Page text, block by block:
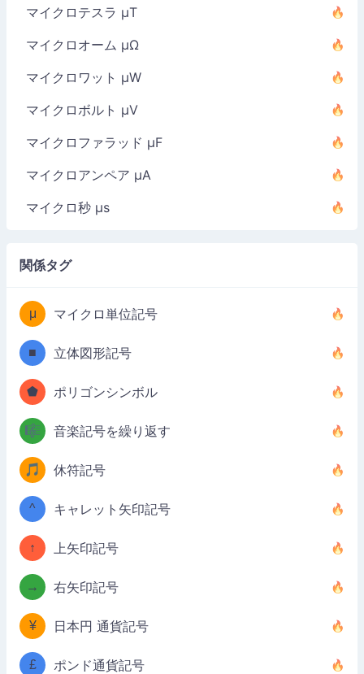
マイクロテスラ µT
マイクロオーム µΩ
マイクロワット µW
マイクロボルト µV
マイクロファラッド µF
マイクロアンペア µA
マイクロ秒 µs
関係タグ
μ マイクロ単位記号
■ 立体図形記号
⬟ ポリゴンシンボル
🎼 音楽記号を繰り返す
🎵 休符記号
^ キャレット矢印記号
↑ 上矢印記号
→ 右矢印記号
¥ 日本円 通貨記号
£ ポンド通貨記号